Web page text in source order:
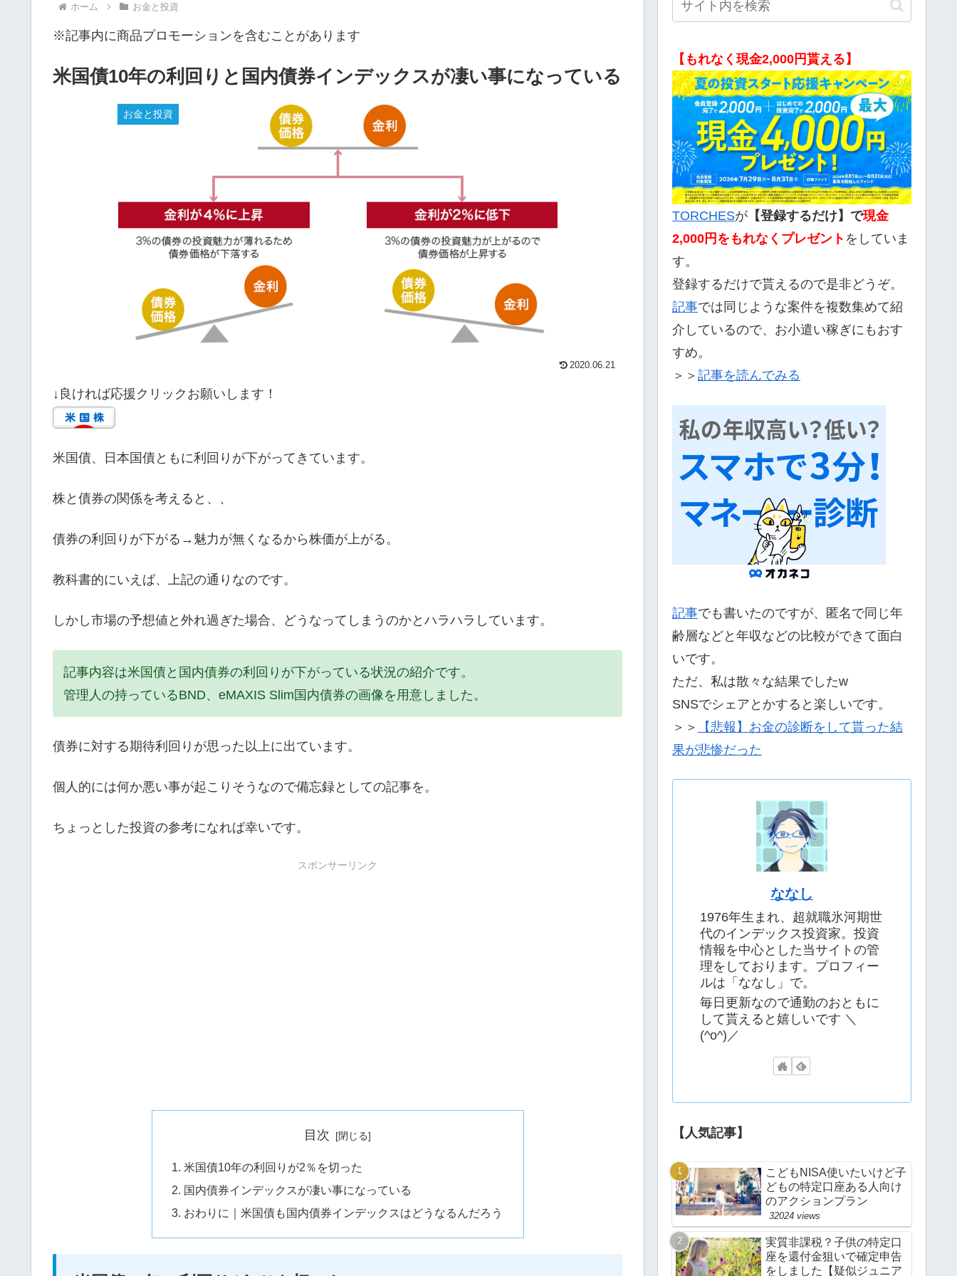
ホーム お金と投資
※記事内に商品プロモーションを含むことがあります
米国債10年の利回りと国内債券インデックスが凄い事になっている
お金と投資
2020.06.21
↓良ければ応援クリックお願いします！
米国債、日本国債ともに利回りが下がってきています。
株と債券の関係を考えると、、
債券の利回りが下がる→魅力が無くなるから株価が上がる。
教科書的にいえば、上記の通りなのです。
しかし市場の予想値と外れ過ぎた場合、どうなってしまうのかとハラハラしています。
記事内容は米国債と国内債券の利回りが下がっている状況の紹介です。
管理人の持っているBND、eMAXIS Slim国内債券の画像を用意しました。
債券に対する期待利回りが思った以上に出ています。
個人的には何か悪い事が起こりそうなので備忘録としての記事を。
ちょっとした投資の参考になれば幸いです。
スポンサーリンク
目次
米国債10年の利回りが2％を切った
国内債券インデックスが凄い事になっている
おわりに｜米国債も国内債券インデックスはどうなるんだろう
【もれなく現金2,000円貰える】
TORCHESが 【登録するだけ】で現金
2,000 円をもれなくプレゼント をしていま
す。
登録するだけで貰えるので是非どうぞ。
記事では同じような案件を複数集めて紹
介しているので、お小遣い稼ぎにもおす
すめ。
＞＞ 記事を読んでみる
記事でも書いたのですが、匿名で同じ年
齢層などと年収などの比較ができて面白
いです。
ただ、私は散々な結果でしたw
SNSでシェアとかすると楽しいです。
＞＞
【悲報】お金の診断をして貰った結
果が悲惨だった
ななし
1976年生まれ、超就職氷河期世
代のインデックス投資家。投資
情報を中心とした当サイトの管
理をしております。プロフィー
ルは「ななし」で。
毎日更新なので通勤のおともに
して貰えると嬉しいです ＼
(^o^)／
【人気記事】
こどもNISA使いたいけど子
どもの特定口座ある人向け
のアクションプラン
32024 views
実質非課税？子供の特定口
座を還付金狙いで確定申告
をしました【疑似ジュニア